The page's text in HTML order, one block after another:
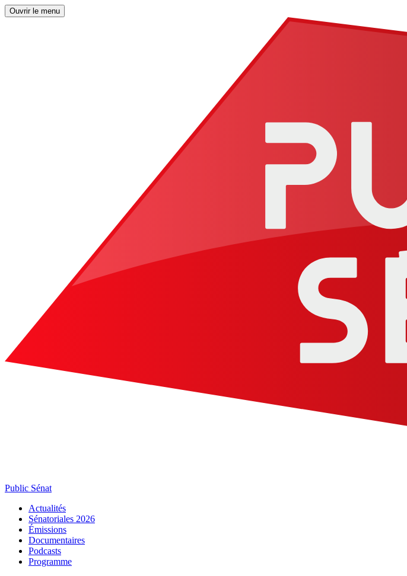
Ouvrir le menu
Public Sénat
Actualités
Sénatoriales 2026
Émissions
Documentaires
Podcasts
Programme